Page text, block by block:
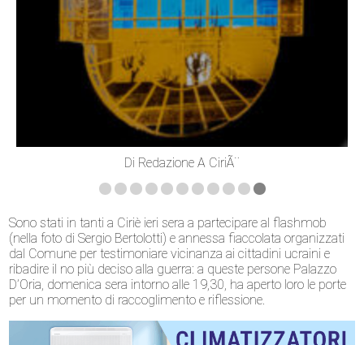
Di Redazione A CiriÃ¨
Sono stati in tanti a Ciriè ieri sera a partecipare al flashmob
(nella foto di Sergio Bertolotti) e annessa fiaccolata organizzati
dal Comune per testimoniare vicinanza ai cittadini ucraini e
ribadire il no più deciso alla guerra: a queste persone Palazzo
D’Oria, domenica sera intorno alle 19,30, ha aperto loro le porte
per un momento di raccoglimento e riflessione.